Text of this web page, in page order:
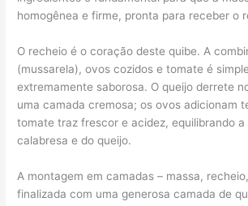
homogênea e firme, pronta para receber o
O recheio é o coração deste quibe. A
(mussarela), ovos cozidos e tomate é
extremamente saborosa. O queijo derrete
uma camada cremosa; os ovos adicionam
tomate traz frescor e acidez, equilibrando a
calabresa e do queijo.
A montagem em camadas – massa,
finalizada com uma generosa camada de